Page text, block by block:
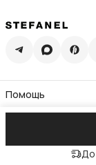
До
Помощь
Доставка
Подарочная карта
Адреса магазинов